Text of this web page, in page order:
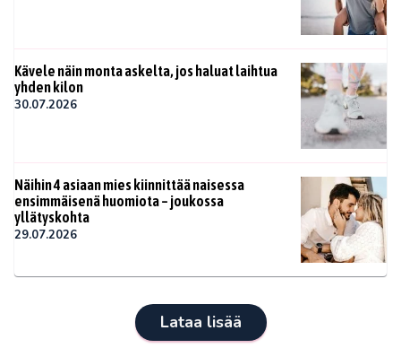
Kävele näin monta askelta, jos haluat laihtua
yhden kilon
30.07.2026
Näihin 4 asiaan mies kiinnittää naisessa
ensimmäisenä huomiota – joukossa
yllätyskohta
29.07.2026
Lataa lisää